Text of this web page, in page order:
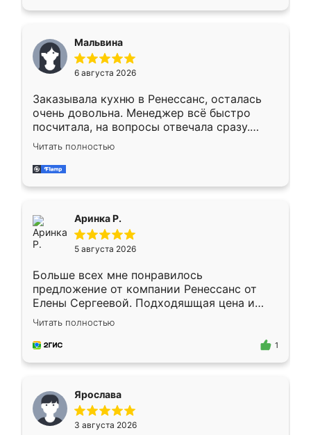
меньше, здесь же он более разнообразный.
Мне нравится ,если что-то потребуется из
мебели буду заказывать только здесь.
Мальвина
6 августа 2026
Заказывала кухню в Ренессанс, осталась
очень довольна. Менеджер всё быстро
посчитала, на вопросы отвечала сразу.
Замерщик приехал в субботу, подошёл к
делу со всей ответственностью. Собрали
за день, ребята работали аккуратно, даже
Читать полностью
Аринка Р.
5 августа 2026
Больше всех мне понравилось
предложение от компании Ренессанс от
Елены Сергеевой. Подходяшщая цена и
короткие сроки изготовления. Приехавший
для замера сотрудник Владислав
предложил по моему эскизу самый
Читать полностью
1
Ярослава
3 августа 2026